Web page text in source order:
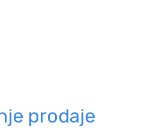
prodaje